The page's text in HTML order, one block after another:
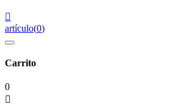

artículo(0)
Carrito
0
